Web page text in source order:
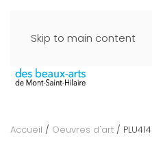
Skip to main content
Accueil / Oeuvres d'art / PLU414